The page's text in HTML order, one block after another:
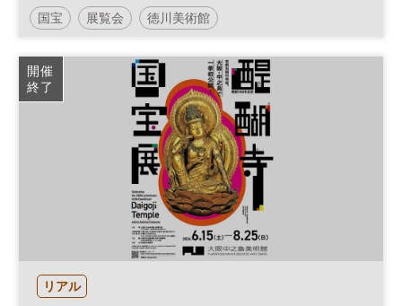
国宝 展覧会 徳川美術館
開催
終了
リアル